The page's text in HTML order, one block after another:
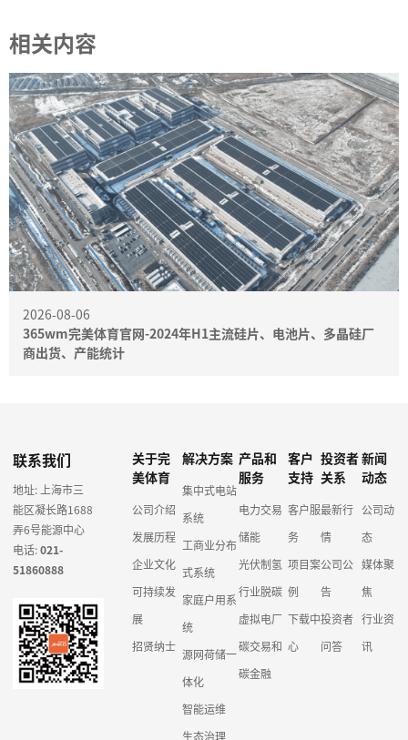
相关内容
2026-08-06
365wm完美体育官网-2024年H1主流硅片、电池片、多晶硅厂
商出货、产能统计
联系我们
地址: 上海市三
能区凝长路1688
弄6号能源中心
电话:021-
51860888
关于完
美体育
公司介绍
发展历程
企业文化
可持续发
展
招贤纳士
解决方案
集中式电站
系统
工商业分布
式系统
家庭户用系
统
源网荷储一
体化
智能运维
生态治理
产品和
服务
电力交易
储能
光伏制氢
行业脱碳
虚拟电厂
碳交易和
碳金融
客户
支持
客户服
务
项目案
例
下载中
心
投资者
关系
最新行
情
公司公
告
投资者
问答
新闻
动态
公司动
态
媒体聚
焦
行业资
讯